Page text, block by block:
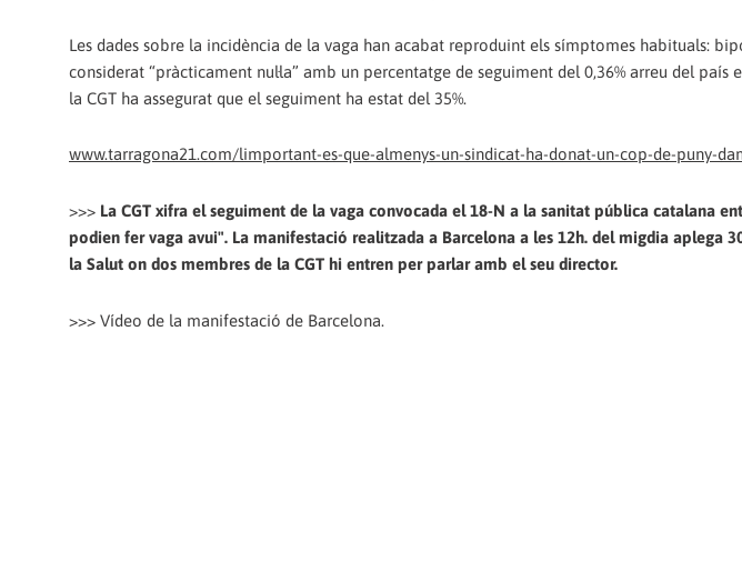
Les dades sobre la incidència de la vaga han acabat reproduint els símptomes habituals:
considerat “pràcticament nul·la” amb un percentatge de seguiment del 0,36% arreu del
la CGT ha assegurat que el seguiment ha estat del 35%.
www.tarragona21.com/limportant-es-que-almenys-un-sindicat-ha-donat-un-cop-de-puny-
>>> La CGT xifra el seguiment de la vaga convocada el 18-N a la sanitat pública catalana
podien fer vaga avui". La manifestació realitzada a Barcelona a les 12h. del migdia aplega
la Salut on dos membres de la CGT hi entren per parlar amb el seu director.
>>> Vídeo de la manifestació de Barcelona.